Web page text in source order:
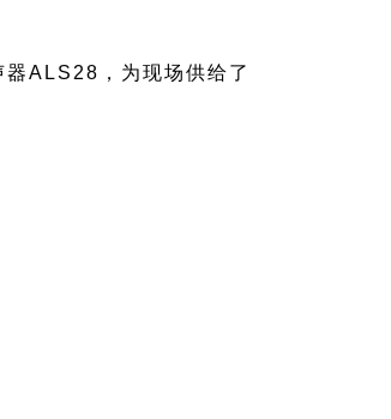
ALS28，为现场供给了